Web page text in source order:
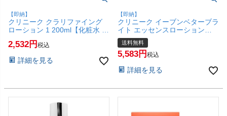
【即納】
クリニーク クラリファイング
ローション 1 200ml【化粧水 ふ
き取り化粧水】【SBT】
(6067446)
2,532 税込
詳細を見る
【即納】
クリニーク イーブンベターブラ
イト エッセンスローション
175ml【宅配便送料無料】
(6023887)
送料無料
5,583 税込
詳細を見る